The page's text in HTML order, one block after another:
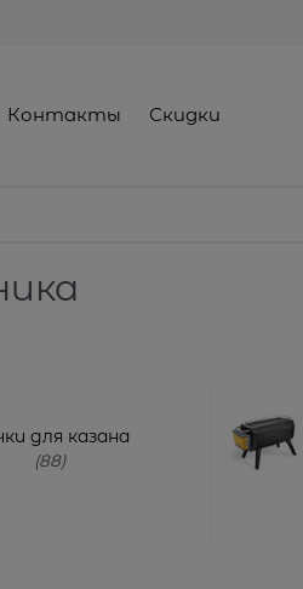
Контакты Скидки
для казана
(88)